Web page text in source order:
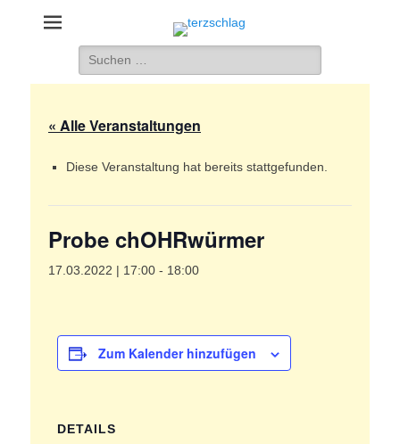
terzschlag
Gemischter Chor Hetzdorf e. V.
Suche
nach:
« Alle Veranstaltungen
Diese Veranstaltung hat bereits stattgefunden.
Probe chOHRwürmer
17.03.2022 | 17:00 - 18:00
Zum Kalender hinzufügen
DETAILS